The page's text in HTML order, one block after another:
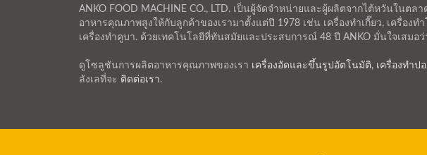
ANKO FOOD MACHINE CO., LTD. เป็นผู้จัดจำหน่ายและผู้ผลิตจากไต้หวันในตล
อาหารคุณภาพสูงให้กับลูกค้าของเรามาตั้งแต่ปี 1978 เช่น เครื่องทำเกี๊ยว, เครื่อง
เครื่องทำคูบา. ด้วยเทคโนโลยีที่ทันสมัยและประสบการณ์ 48 ปี ANKO มั่นใจเสมอ
ดูโซลูชันการผลิตอาหารคุณภาพของเรา เครื่องอัดและขึ้นรูปอัตโนมัติ, เครื่องทำปอ
ลังเลที่จะ ติดต่อเรา.